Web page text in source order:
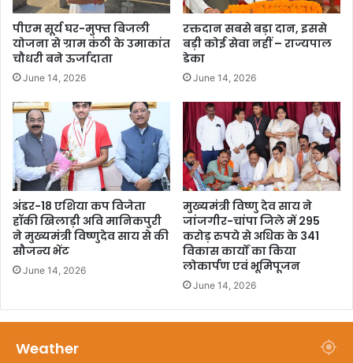
पीएम सूर्य घर-मुफ्त बिजली
योजना से ग्राम कंठी के उमाकांत
चौधरी बने ऊर्जादाता
June 14, 2026
रक्तदान सबसे बड़ा दान, इससे
बड़ी कोई सेवा नहीं – राज्यपाल
डेका
June 14, 2026
अंडर-18 एशिया कप विजेता
हॉकी खिलाड़ी अवि मानिकपुरी
ने मुख्यमंत्री विष्णुदेव साय से की
सौजन्य भेंट
June 14, 2026
मुख्यमंत्री विष्णु देव साय ने
जांजगीर-चांपा जिले में 295
करोड़ रुपये से अधिक के 341
विकास कार्यों का किया
लोकार्पण एवं भूमिपूजन
June 14, 2026
Weather